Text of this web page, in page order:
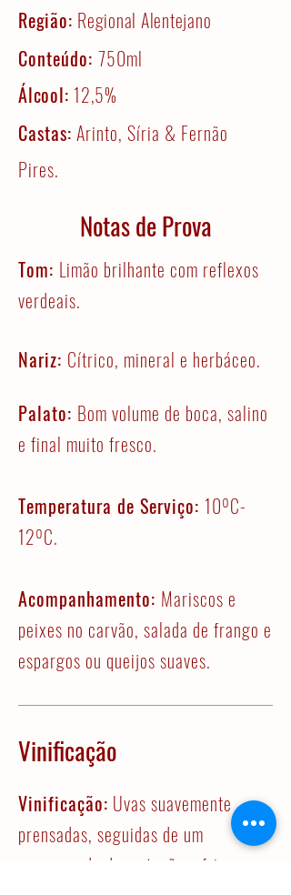
Região: Regional Alentejano
Conteúdo: 750ml
Álcool: 12,5%
Castas: Arinto, Síria & Fernão
Pires.
Notas de Prova
Tom: Limão brilhante com reflexos
verdeais.
Nariz: Cítrico, mineral e herbáceo.
Palato: Bom volume de boca, salino
e final muito fresco.
Temperatura de Serviço: 10ºC-
12ºC.
Acompanhamento: Mariscos e
peixes no carvão, salada de frango e
espargos ou queijos suaves.
Vinificação
Vinificação: Uvas suavemente
prensadas, seguidas de um
processo de decantação a frio.